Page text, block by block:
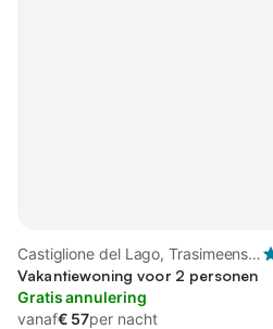
Castiglione del Lago, Trasimeense
Meer
Vakantiewoning voor 2 personen
Gratis annulering
vanaf€ 57per nacht